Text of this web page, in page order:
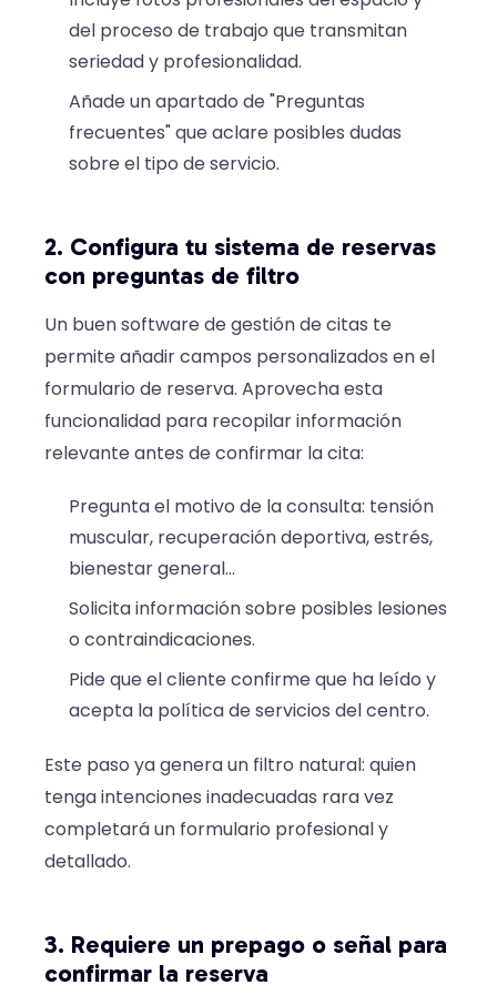
del proceso de trabajo que transmitan
seriedad y profesionalidad.
Añade un apartado de "Preguntas
frecuentes" que aclare posibles dudas
sobre el tipo de servicio.
2. Configura tu sistema de reservas
con preguntas de filtro
Un buen software de gestión de citas te
permite añadir campos personalizados en el
formulario de reserva. Aprovecha esta
funcionalidad para recopilar información
relevante antes de confirmar la cita:
Pregunta el motivo de la consulta: tensión
muscular, recuperación deportiva, estrés,
bienestar general…
Solicita información sobre posibles lesiones
o contraindicaciones.
Pide que el cliente confirme que ha leído y
acepta la política de servicios del centro.
Este paso ya genera un filtro natural: quien
tenga intenciones inadecuadas rara vez
completará un formulario profesional y
detallado.
3. Requiere un prepago o señal para
confirmar la reserva